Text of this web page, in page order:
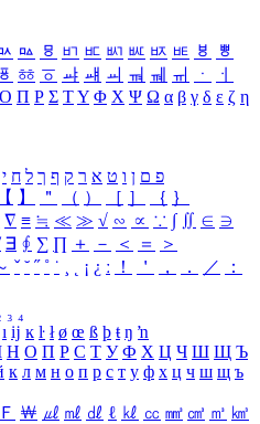
ㅰ ㅱ ㅲ ㅳ ㅴ ㅵ ㅶ ㅷ ㅸ
ㅹ
ㆄ ㆅ ㆆ ㆇ ㆈ ㆉ ㆊ ㆋ ㆌ ㆍ
ㆎ
Ο Π Ρ Σ ΤΥ Φ Χ Ψ Ω α β γ δ ε ζ η
פ ם ן ו ט א ר ק ף ך ל ח י
【 】 ＂ （ ） ［ ］ ｛ ｝
∇ ≡ ≒ ≪ ≫ √ ∽ ∝ ∵ ∫ ∬ ∈ ∋
∃ ∮ ∑ ∏ ＋ － ＜ ＝
＞
ˇ ˘ ˝ ˚ ˙ ¸ ¡ ¿ ː ！ ＇ ， ． ／
：
₃ ₄
ı ĳ ĸ ŀ ł ø œ ß þ ŧ ŋ ŉ
Н О П Р С Т У Ф Х Ц Ч Ш Щ Ъ
к л м н о п р с т у ф х ц ч ш щ ъ
Ｆ ￦ ㎕ ㎖ ㎗ ℓ ㎘ ㏄ ㎣ ㎤ ㎥ ㎦